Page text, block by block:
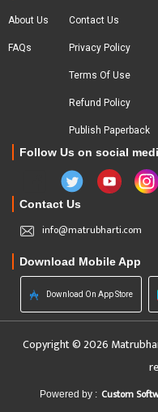
About Us
FAQs
Contact Us
Privacy Policy
Terms Of Use
Refund Policy
Publish Paperback
Follow Us on social
Contact Us
info@matrubharti.com
Download Mobile App
Download On App Store
Copyright © 2026
Powered by : Custom